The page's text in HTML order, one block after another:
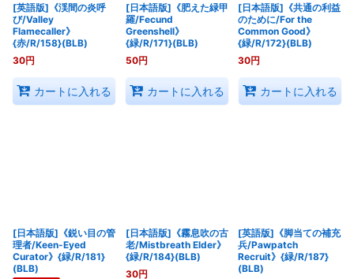
[英語版]《渓間の炎呼
び/Valley
Flamecaller》
{赤/R/158}(BLB)
30円
カートに入れる
[日本語版]《肥えた緑甲
羅/Fecund
Greenshell》
{緑/R/171}(BLB)
50円
カートに入れる
[日本語版]《共通の利益
のために/For the
Common Good》
{緑/R/172}(BLB)
30円
カートに入れる
[日本語版]《鋭い目の管
理者/Keen-Eyed
Curator》{緑/R/181}
(BLB)
[日本語版]《霧息吹の古
老/Mistbreath Elder》
{緑/R/184}(BLB)
30円
[英語版]《脚当ての補充
兵/Pawpatch
Recruit》{緑/R/187}
(BLB)